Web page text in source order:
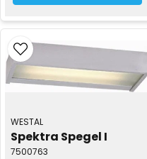
WESTAL
Spektra Spegel I
7500763